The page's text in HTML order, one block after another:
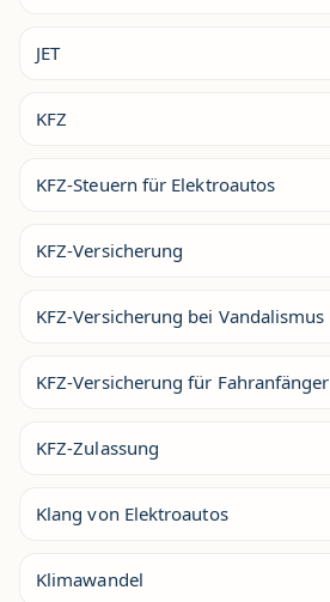
JET
KFZ
KFZ-Steuern für Elektroautos
KFZ-Versicherung
KFZ-Versicherung bei Vandalismus
KFZ-Versicherung für Fahranfänger
KFZ-Zulassung
Klang von Elektroautos
Klimawandel